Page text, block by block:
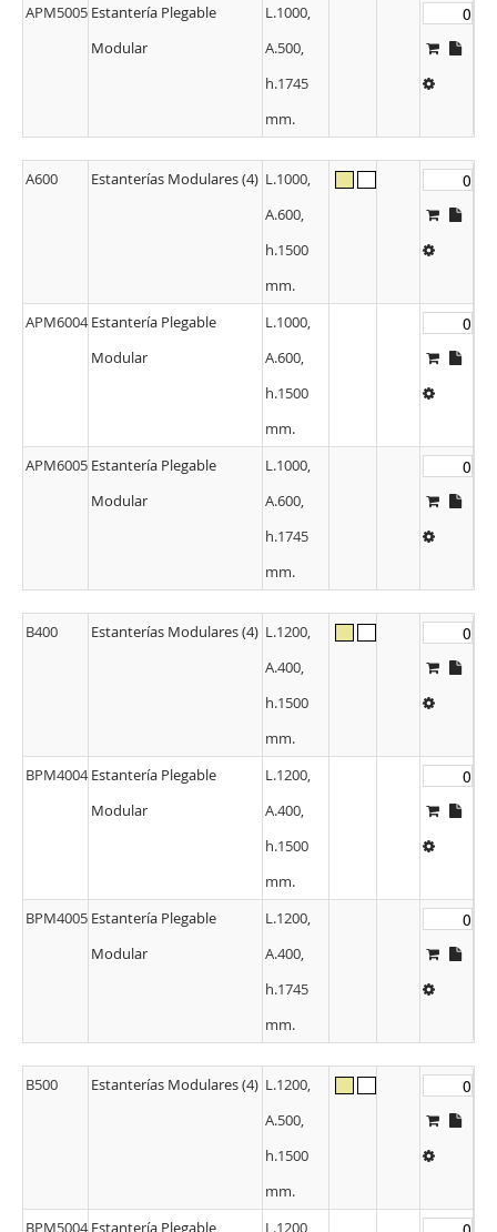
APM5005 Estantería Plegable
Modular
L.1000,
A.500,
h.1745
mm.
A600 Estanterías Modulares (4) L.1000,
A.600,
h.1500
mm.
APM6004 Estantería Plegable
Modular
L.1000,
A.600,
h.1500
mm.
APM6005 Estantería Plegable
Modular
L.1000,
A.600,
h.1745
mm.
B400 Estanterías Modulares (4) L.1200,
A.400,
h.1500
mm.
BPM4004 Estantería Plegable
Modular
L.1200,
A.400,
h.1500
mm.
BPM4005 Estantería Plegable
Modular
L.1200,
A.400,
h.1745
mm.
B500 Estanterías Modulares (4) L.1200,
A.500,
h.1500
mm.
BPM5004 Estantería Plegable L.1200,